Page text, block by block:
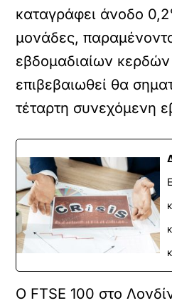
καταγράφει άνοδο
μονάδες,
εβδομαδιαίων
επιβεβαιωθεί θα
τέταρτη συνεχόμενη
Ο FTSE 100 στο